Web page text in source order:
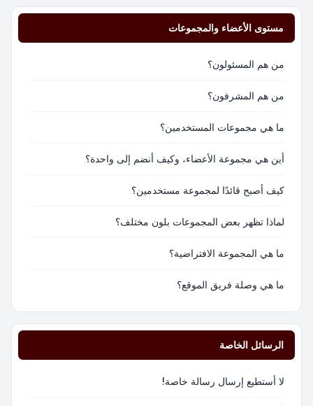
مستوى الأعضاء والمجموعات
من هم المسئولون؟
من هم المشرفون؟
ما هي مجموعات المستخدمين؟
أين هي مجموعة الأعضاء، وكيف أنضم إلى واحدة؟
كيف أصبح قائدًا لمجموعة مستخدمين؟
لماذا تظهر بعض المجموعات بلون مختلف؟
ما هي المجموعة الافتراضية؟
ما هي وصلة فريق الموقع؟
الرسائل الخاصة
لا أستطيع إرسال رسالة خاصة!